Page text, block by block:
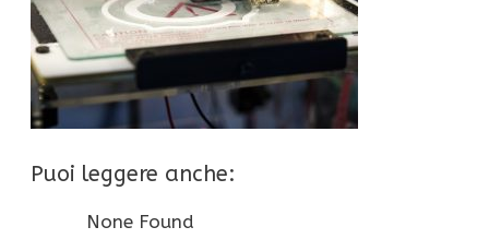
Puoi leggere anche:
None Found